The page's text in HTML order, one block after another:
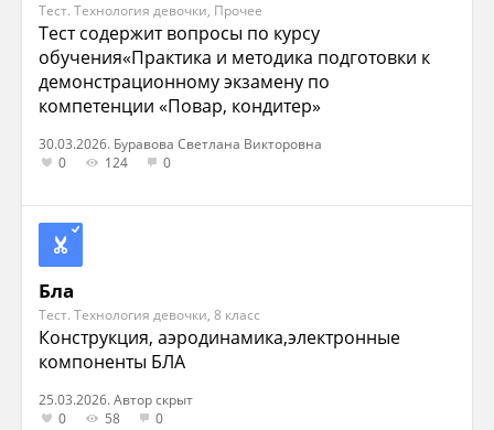
Тест. Технология девочки, Прочее
Тест содержит вопросы по курсу
обучения«Практика и методика подготовки к
демонстрационному экзамену по
компетенции «Повар, кондитер»
30.03.2026. Буравова Светлана Викторовна
0
124 0
Бла
Тест. Технология девочки, 8 класс
Конструкция, аэродинамика,электронные
компоненты БЛА
25.03.2026. Автор скрыт
0
58 0